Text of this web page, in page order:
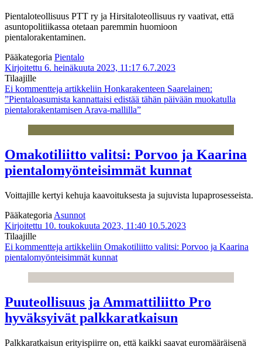
Pientaloteollisuus PTT ry ja Hirsitaloteollisuus ry vaativat, että
asuntopolitiikassa otetaan paremmin huomioon
pientalorakentaminen.
Pääkategoria Pientalo
Kirjoitettu 6. heinäkuuta 2023, 11:17 6.7.2023
Tilaajille
Ei kommentteja artikkeliin Honkarakenteen Saarelainen:
”Pientaloasumista kannattaisi edistää tähän päivään muokatulla
pientalorakentamisen Arava-mallilla”
Omakotiliitto valitsi: Porvoo ja Kaarina
pientalomyönteisimmät kunnat
Voittajille kertyi kehuja kaavoituksesta ja sujuvista lupaprosesseista.
Pääkategoria Asunnot
Kirjoitettu 10. toukokuuta 2023, 11:40 10.5.2023
Tilaajille
Ei kommentteja artikkeliin Omakotiliitto valitsi: Porvoo ja Kaarina
pientalomyönteisimmät kunnat
Puuteollisuus ja Ammattiliitto Pro
hyväksyivät palkkaratkaisun
Palkkaratkaisun erityispiirre on, että kaikki saavat euromääräisenä